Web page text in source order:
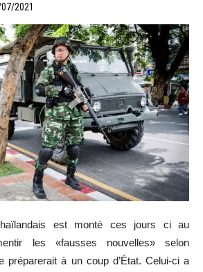
2021
est monté ces jours ci au
les «fausses nouvelles» selon
préparerait à un coup d’État. Celui-ci a